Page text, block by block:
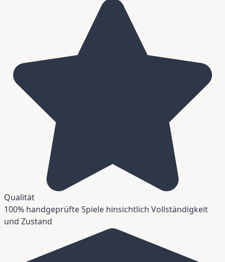
Qualität
100% handgeprüfte Spiele hinsichtlich Vollständigkeit
und Zustand